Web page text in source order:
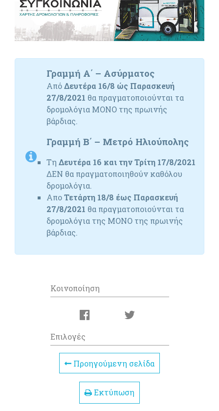
Γραμμή Α΄ – Ασύρματος
ΑπόΔευτέρα 16/8 ώς Παρασκeυή
27/8/2021 θα πραγματοποιούνται τα
δρομολόγια ΜΟΝΟ της πρωινής
βάρδιας.
Γραμμή Β΄ – Μετρό Ηλιούπολης
Τη Δευτέρα 16 και την Τρίτη 17/8/2021
ΔΕΝ θα πραγματοποιηθούν καθόλου
δρομολόγια.
ΑποΤετάρτη 18/8 έως Παρασκευή
27/8/2021 θα πραγματοποιούνται τα
δρομολόγια της ΜΟΝΟ της πρωινής
βάρδιας.
Κοινοποίηση
Επιλογές
Προηγούμενη σελίδα
Εκτύπωση